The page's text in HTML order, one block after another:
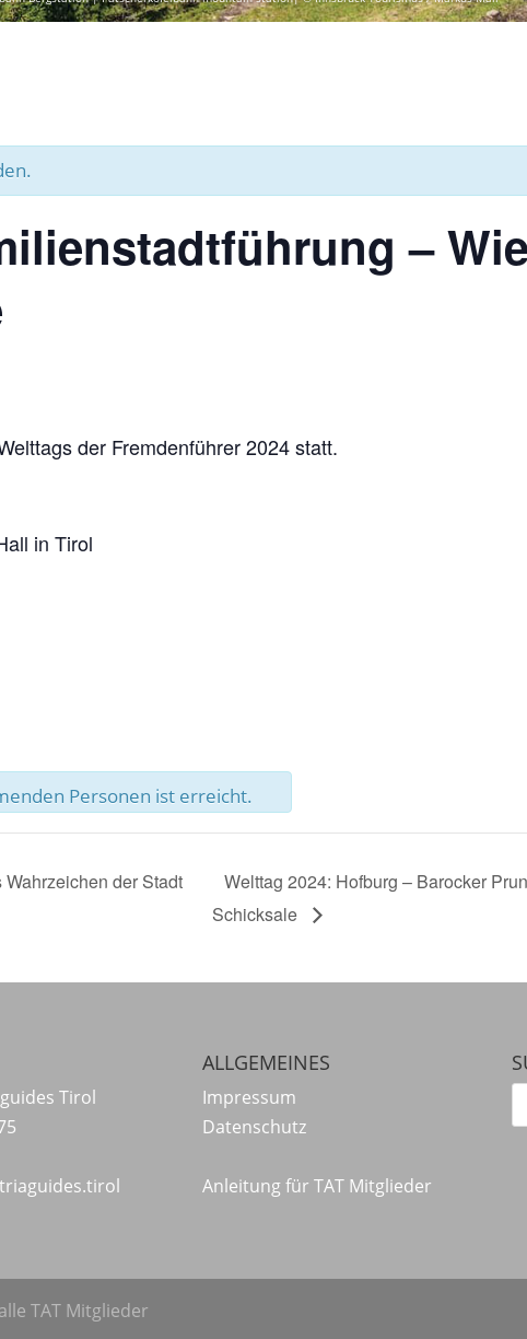
–
der Fremdenführer 2024 statt.
in Tirol
Personen ist erreicht.
der Stadt
Welttag 2024: Hofburg – Barocker
Schicksale
Tirol
ALLGEMEINES
Impressum
Datenschutz
Anleitung für TAT Mitglieder
TAT Mitglieder